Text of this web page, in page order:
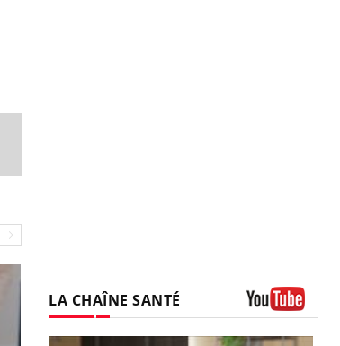
LA CHAÎNE SANTÉ